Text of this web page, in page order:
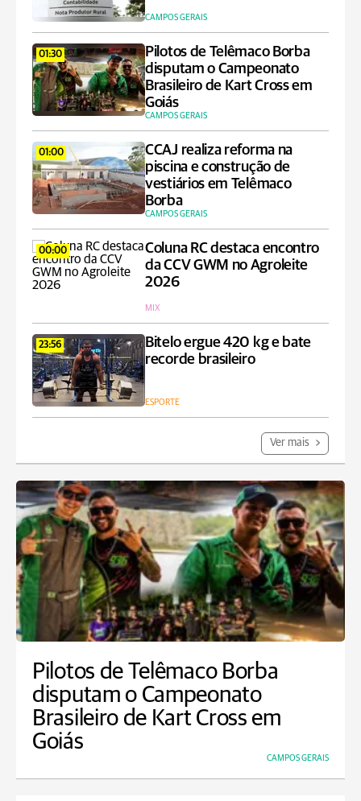
CAMPOS GERAIS
01:30
Pilotos de Telêmaco Borba
disputam o Campeonato
Brasileiro de Kart Cross em
Goiás
CAMPOS GERAIS
01:00
CCAJ realiza reforma na
piscina e construção de
vestiários em Telêmaco
Borba
CAMPOS GERAIS
00:00
Coluna RC destaca encontro
da CCV GWM no Agroleite
2026
MIX
23:56
Bitelo ergue 420 kg e bate
recorde brasileiro
ESPORTE
Ver mais
Pilotos de Telêmaco Borba
disputam o Campeonato
Brasileiro de Kart Cross em
Goiás
CAMPOS GERAIS